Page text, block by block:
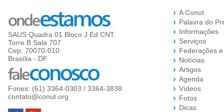
SAUS Quadra 01 Bloco J Ed CNT
Torre B Sala 707
Cep: 70070-010
Brasília - DF
Fones: (61) 3364-0303 / 3364-3838
contato@conut.org
A Conut
Palavra do
Informações
Serviços
Federações
Notícias
Artigos
Agenda
Vídeos
Fotos
Dicas